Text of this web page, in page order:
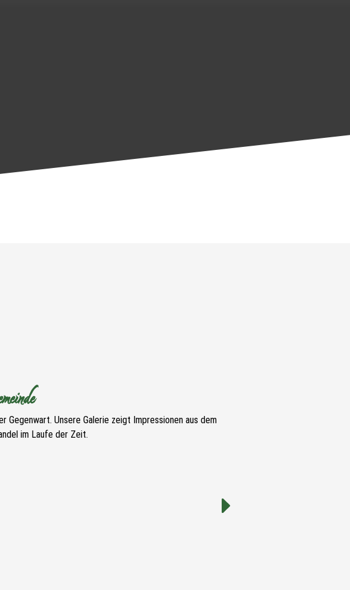
Unsere Galerie zeigt Impressionen aus dem
im Laufe der Zeit.